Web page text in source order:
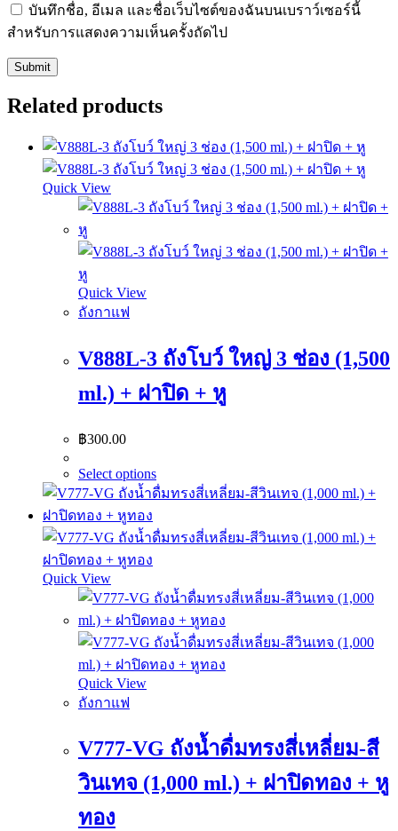
บันทึกชื่อ, อีเมล และชื่อเว็บไซต์ของฉันบนเบราว์เซอร์นี้
สำหรับการแสดงความเห็นครั้งถัดไป
Related products
Quick View
Quick View
ถังกาแฟ
V888L-3 ถังโบว์ ใหญ่ 3 ช่อง (1,500
ml.) + ฝาปิด + หู
฿300.00
Select options
Quick View
Quick View
ถังกาแฟ
V777-VG ถังน้ำดื่มทรงสี่เหลี่ยม-สี
วินเทจ (1,000 ml.) + ฝาปิดทอง + หู
ทอง